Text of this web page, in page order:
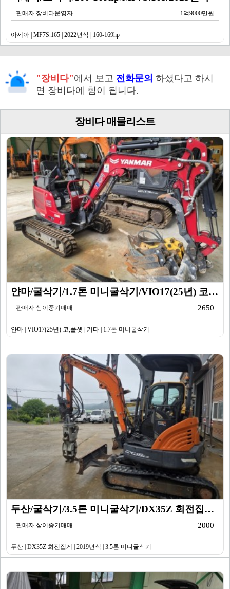
판매자 장비다운영자 1억9000만원
아세아 | MF7S.165 | 2022년식 | 160-169hp
"장비다"에서 보고 전화문의 하셨다고 하시
면 장비다에 힘이 됩니다.
장비다 매물리스트
얀마/굴삭기/1.7톤 미니굴삭기/VIO17(25년) 코…
판매자 삼이중기매매 2650
얀마 | VIO17(25년) 코,풀셋 | 기타 | 1.7톤 미니굴삭기
두산/굴삭기/3.5톤 미니굴삭기/DX35Z 회전집게/2…
판매자 삼이중기매매 2000
두산 | DX35Z 회전집게 | 2019년식 | 3.5톤 미니굴삭기